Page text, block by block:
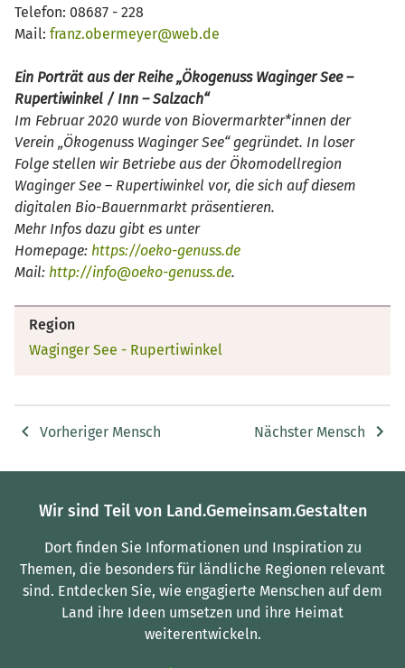
Telefon: 08687 - 228
Mail: franz.obermeyer@web.de
Ein Porträt aus der Reihe „Ökogenuss Waginger See –
Rupertiwinkel / Inn – Salzach“
Im Februar 2020 wurde von Biovermarkter*innen der
Verein „Ökogenuss Waginger See“ gegründet. In loser
Folge stellen wir Betriebe aus der Ökomodellregion
Waginger See – Rupertiwinkel vor, die sich auf diesem
digitalen Bio-Bauernmarkt präsentieren.
Mehr Infos dazu gibt es unter
Homepage: https://oeko-genuss.de
Mail: http://info@oeko-genuss.de.
Region
Waginger See - Rupertiwinkel
Vorheriger Mensch Nächster Mensch
Wir sind Teil von Land.Gemeinsam.Gestalten
Dort finden Sie Informationen und Inspiration zu
Themen, die besonders für ländliche Regionen relevant
sind. Entdecken Sie, wie engagierte Menschen auf dem
Land ihre Ideen umsetzen und ihre Heimat
weiterentwickeln.